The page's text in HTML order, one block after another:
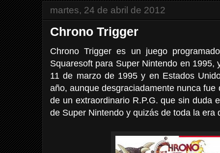
martes, 24 de abril de 2012
Chrono Trigger
Chrono Trigger es un juego
Squaresoft para Super Nintendo en 1995,
11 de marzo de 1995 y en Estados
año, aunque desgraciadamente nunca
de un extraordinario R.P.G. que sin duda
de Super Nintendo y quizás de toda la era